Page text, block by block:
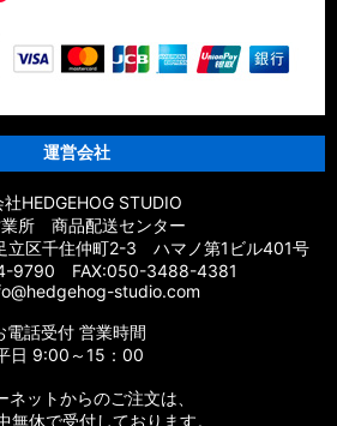
運営会社
HEDGEHOG STUDIO
所 商品配送センター
区千住仲町2-3 ハマノ第1ビル401号
9790 FAX:050-3488-4381
studio.com
電話受付 営業時間
日 9:00～15：00
ネットからのご注文は、
無休で受付しております。